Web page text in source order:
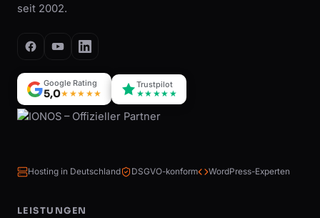
seit 2002.
Google Rating
5,0★★★★★
Trustpilot
★★★★★
Hosting in Deutschland DSGVO-konform WordPress-Experten
LEISTUNGEN